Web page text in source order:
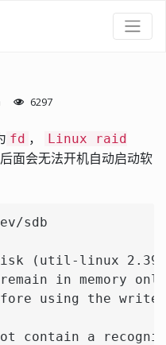
6297
fd ，
Linux raid
面会无法开机自动启动软
sdb
(util-linux
in memory
using the write
contain a